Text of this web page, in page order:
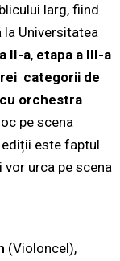
larg, fiind
Universitatea
II-a, etapa a III-a
categorii de
orchestra
pe scena
este faptul
vor urca pe scena
(Violoncel),